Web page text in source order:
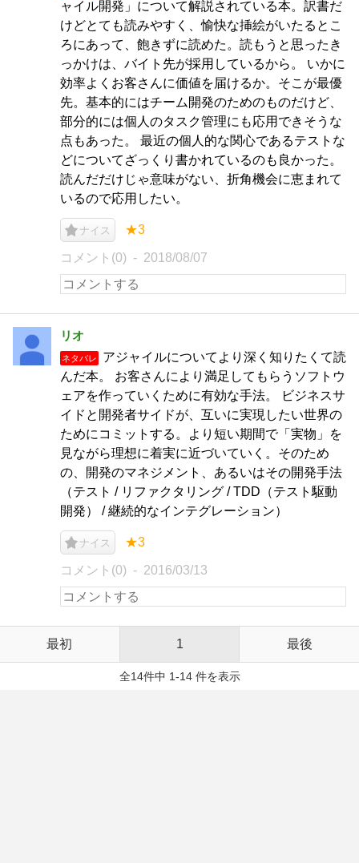
ャイル開発」について解説されている本。訳書だ
けどとても読みやすく、愉快な挿絵がいたるとこ
ろにあって、飽きずに読めた。読もうと思ったき
っかけは、バイト先が採用しているから。 いかに
効率よくお客さんに価値を届けるか。そこが最優
先。基本的にはチーム開発のためのものだけど、
部分的には個人のタスク管理にも応用できそうな
点もあった。 最近の個人的な関心であるテストな
どについてざっくり書かれているのも良かった。
読んだだけじゃ意味がない、折角機会に恵まれて
いるので応用したい。
ナイス ★3
コメント(0) 2018/08/07
リオ
ネタバレ
アジャイルについてより深く知りたくて読
んだ本。 お客さんにより満足してもらうソフトウ
ェアを作っていくために有効な手法。 ビジネスサ
イドと開発者サイドが、互いに実現したい世界の
ためにコミットする。より短い期間で「実物」を
見ながら理想に着実に近づいていく。そのため
の、開発のマネジメント、あるいはその開発手法
（テスト / リファクタリング / TDD（テスト駆動
開発） / 継続的なインテグレーション）
ナイス ★3
コメント(0) 2016/03/13
最初 1 最後
全14件中 1-14 件を表示